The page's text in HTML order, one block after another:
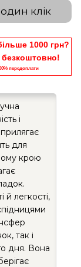
клік
1000 грн?
передоплати
і
для
крою
й легкості,
так і
дня. Вона